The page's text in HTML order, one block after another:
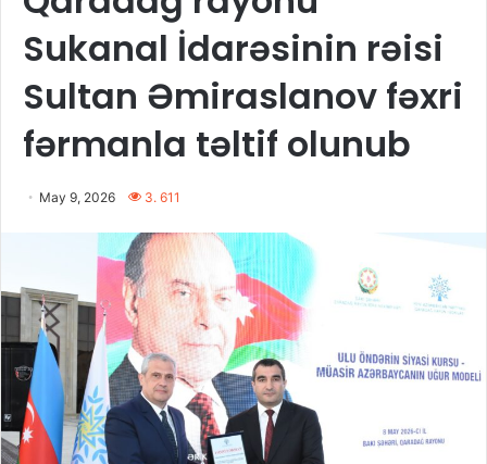
Sukanal İdarəsinin rəisi
Sultan Əmiraslanov fəxri
fərmanla təltif olunub
May 9, 2026 3. 611